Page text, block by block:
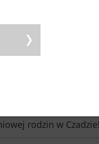
klimatycznych dla
osiągnięcia w zakresie
spełnia kryteria
rodzin w Czadzie!